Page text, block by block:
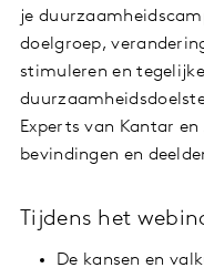
je
doelgroep,
stimuleren en
Experts van Kantar
bevindingen en
Tijdens het
De kansen en